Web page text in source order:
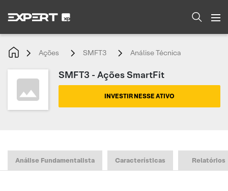
Ações SMFT3 Análise Técnica
SMFT3 - Ações SmartFit
INVESTIR NESSE ATIVO
Análise Fundamentalista Características Relatórios